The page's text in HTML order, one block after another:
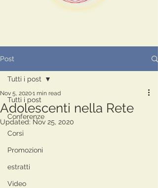
Post
Tutti i post
Conferenze
Corsi
Promozioni
estratti
Video
Tutti i post
Adolescenti nella Rete
Nov 5, 20201 min read
Updated: Nov 25, 2020